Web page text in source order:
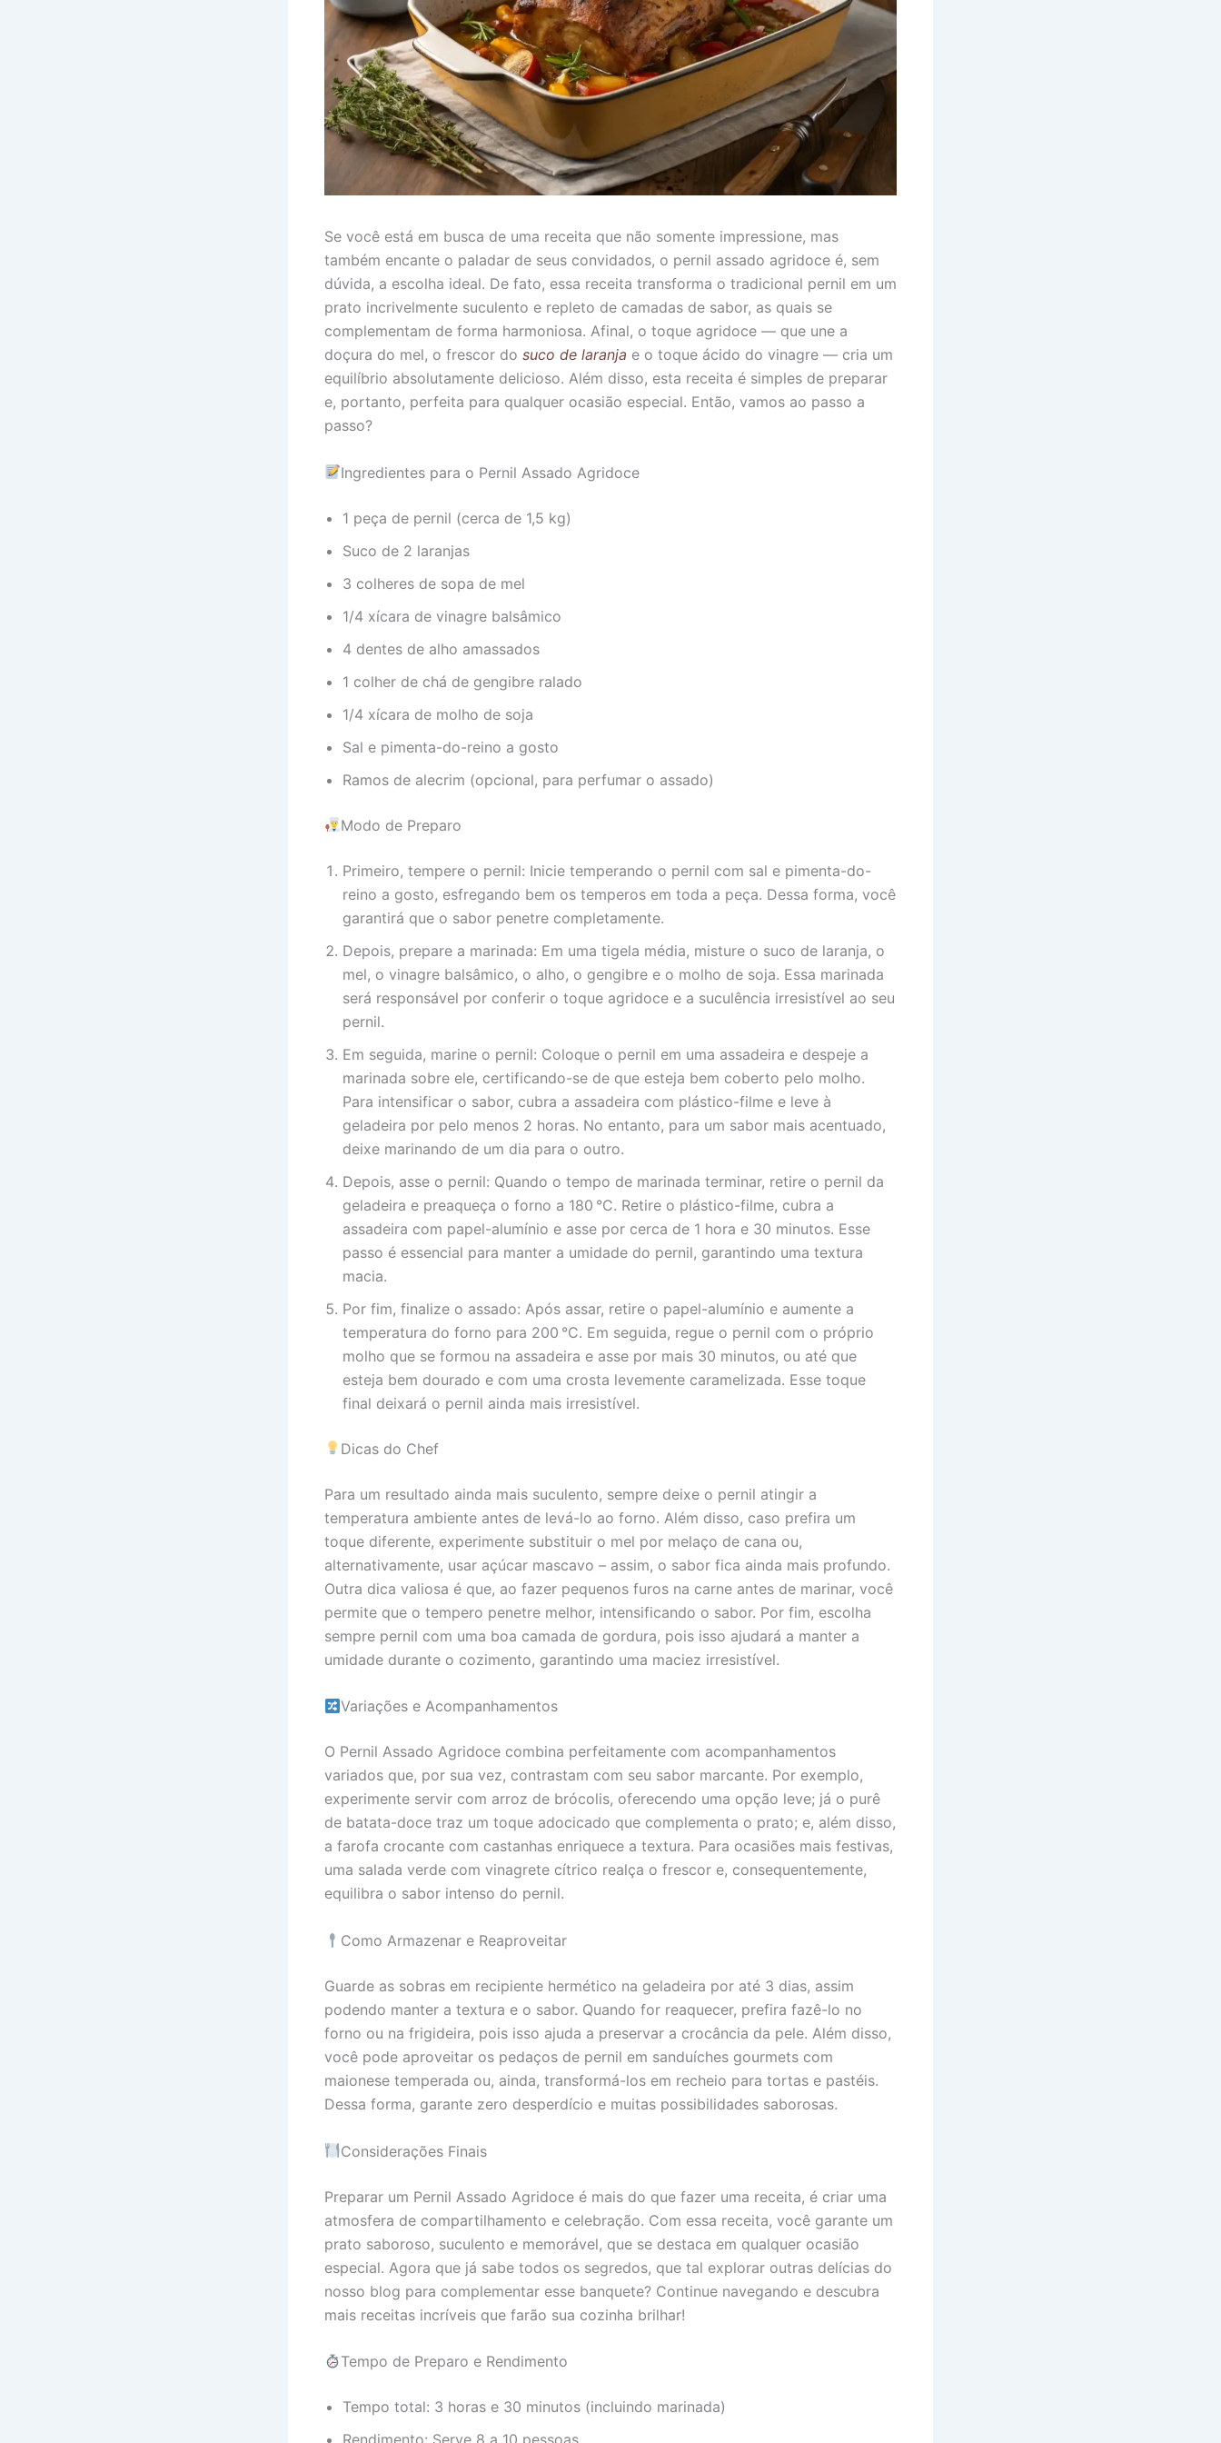
Se você está em busca de uma receita que não somente impressione, mas
também encante o paladar de seus convidados, o pernil assado agridoce é, sem
dúvida, a escolha ideal. De fato, essa receita transforma o tradicional pernil em um
prato incrivelmente suculento e repleto de camadas de sabor, as quais se
complementam de forma harmoniosa. Afinal, o toque agridoce — que une a
doçura do mel, o frescor do suco de laranja e o toque ácido do vinagre — cria um
equilíbrio absolutamente delicioso. Além disso, esta receita é simples de preparar
e, portanto, perfeita para qualquer ocasião especial. Então, vamos ao passo a
passo?
Ingredientes para o Pernil Assado Agridoce
1 peça de pernil (cerca de 1,5 kg)
Suco de 2 laranjas
3 colheres de sopa de mel
1/4 xícara de vinagre balsâmico
4 dentes de alho amassados
1 colher de chá de gengibre ralado
1/4 xícara de molho de soja
Sal e pimenta-do-reino a gosto
Ramos de alecrim (opcional, para perfumar o assado)
Modo de Preparo
Primeiro, tempere o pernil: Inicie temperando o pernil com sal e pimenta-do-
reino a gosto, esfregando bem os temperos em toda a peça. Dessa forma, você
garantirá que o sabor penetre completamente.
Depois, prepare a marinada: Em uma tigela média, misture o suco de laranja, o
mel, o vinagre balsâmico, o alho, o gengibre e o molho de soja. Essa marinada
será responsável por conferir o toque agridoce e a suculência irresistível ao seu
pernil.
Em seguida, marine o pernil: Coloque o pernil em uma assadeira e despeje a
marinada sobre ele, certificando-se de que esteja bem coberto pelo molho.
Para intensificar o sabor, cubra a assadeira com plástico-filme e leve à
geladeira por pelo menos 2 horas. No entanto, para um sabor mais acentuado,
deixe marinando de um dia para o outro.
Depois, asse o pernil: Quando o tempo de marinada terminar, retire o pernil da
geladeira e preaqueça o forno a 180 °C. Retire o plástico-filme, cubra a
assadeira com papel-alumínio e asse por cerca de 1 hora e 30 minutos. Esse
passo é essencial para manter a umidade do pernil, garantindo uma textura
macia.
Por fim, finalize o assado: Após assar, retire o papel-alumínio e aumente a
temperatura do forno para 200 °C. Em seguida, regue o pernil com o próprio
molho que se formou na assadeira e asse por mais 30 minutos, ou até que
esteja bem dourado e com uma crosta levemente caramelizada. Esse toque
final deixará o pernil ainda mais irresistível.
Dicas do Chef
Para um resultado ainda mais suculento, sempre deixe o pernil atingir a
temperatura ambiente antes de levá-lo ao forno. Além disso, caso prefira um
toque diferente, experimente substituir o mel por melaço de cana ou,
alternativamente, usar açúcar mascavo – assim, o sabor fica ainda mais profundo.
Outra dica valiosa é que, ao fazer pequenos furos na carne antes de marinar, você
permite que o tempero penetre melhor, intensificando o sabor. Por fim, escolha
sempre pernil com uma boa camada de gordura, pois isso ajudará a manter a
umidade durante o cozimento, garantindo uma maciez irresistível.
Variações e Acompanhamentos
O Pernil Assado Agridoce combina perfeitamente com acompanhamentos
variados que, por sua vez, contrastam com seu sabor marcante. Por exemplo,
experimente servir com arroz de brócolis, oferecendo uma opção leve; já o purê
de batata-doce traz um toque adocicado que complementa o prato; e, além disso,
a farofa crocante com castanhas enriquece a textura. Para ocasiões mais festivas,
uma salada verde com vinagrete cítrico realça o frescor e, consequentemente,
equilibra o sabor intenso do pernil.
Como Armazenar e Reaproveitar
Guarde as sobras em recipiente hermético na geladeira por até 3 dias, assim
podendo manter a textura e o sabor. Quando for reaquecer, prefira fazê-lo no
forno ou na frigideira, pois isso ajuda a preservar a crocância da pele. Além disso,
você pode aproveitar os pedaços de pernil em sanduíches gourmets com
maionese temperada ou, ainda, transformá-los em recheio para tortas e pastéis.
Dessa forma, garante zero desperdício e muitas possibilidades saborosas.
Considerações Finais
Preparar um Pernil Assado Agridoce é mais do que fazer uma receita, é criar uma
atmosfera de compartilhamento e celebração. Com essa receita, você garante um
prato saboroso, suculento e memorável, que se destaca em qualquer ocasião
especial. Agora que já sabe todos os segredos, que tal explorar outras delícias do
nosso blog para complementar esse banquete? Continue navegando e descubra
mais receitas incríveis que farão sua cozinha brilhar!
Tempo de Preparo e Rendimento
Tempo total: 3 horas e 30 minutos (incluindo marinada)